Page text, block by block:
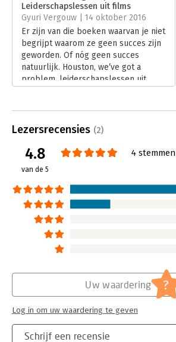
Hoofdrubriek: Leiderschap
Leiderschapslessen uit films
Gyuri Vergouw | 14 oktober 2016
Er zijn van die boeken waarvan je niet
begrijpt waarom ze geen succes zijn
geworden. Of nóg geen succes
natuurlijk. Houston, we’ve got a
problem, leiderschapslessen uit
Lezersrecensies (2)
4.8
van de 5
4 stemmen
Schrijf een recensie
Uw waardering ?
Log in om uw waardering te geven